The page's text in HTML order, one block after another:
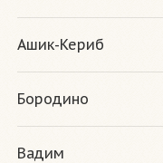
Ашик-Кериб
Бородино
Вадим